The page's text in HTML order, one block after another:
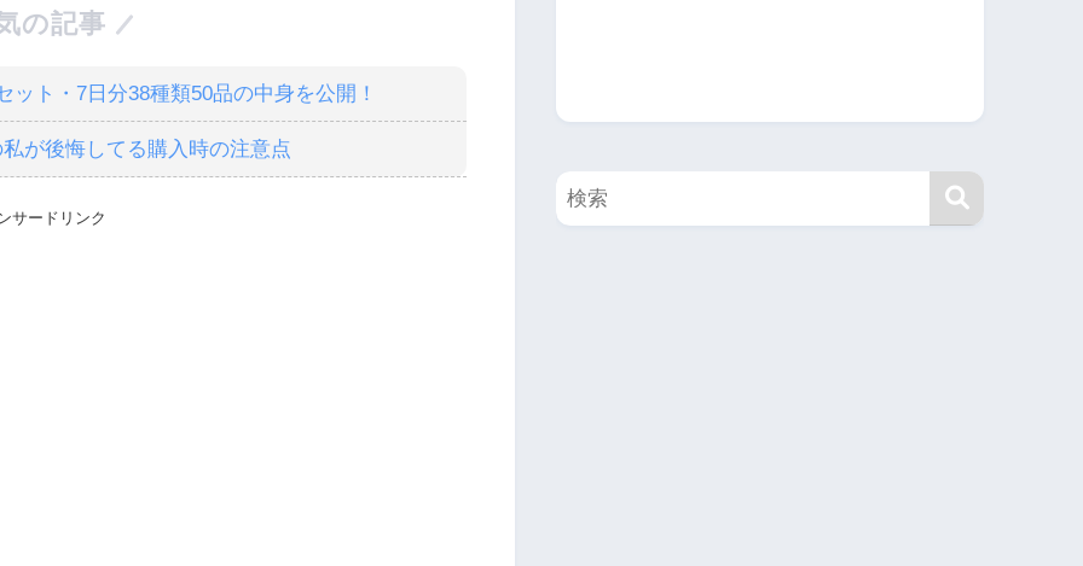
の記事
ト・7日分38種類50品の中身を公開！
が後悔してる購入時の注意点
サードリンク